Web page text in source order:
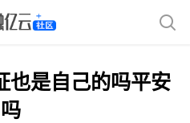
也是自己的吗平安
吗